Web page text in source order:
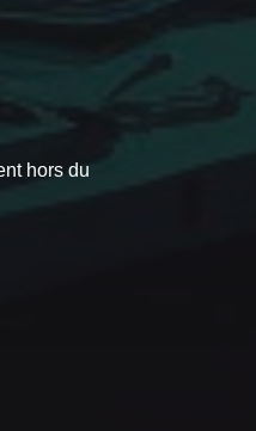
hors du